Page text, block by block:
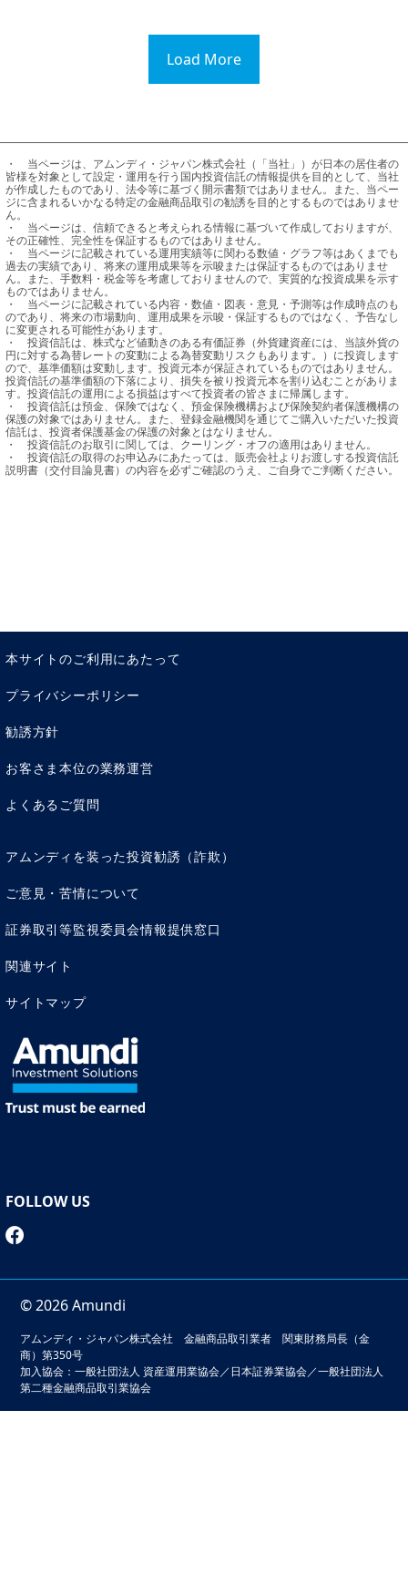
Load More
・	当ページは、アムンディ・ジャパン株式会社（「当社」）が日本の居住者の
皆様を対象として設定・運用を行う国内投資信託の情報提供を目的として、当社
が作成したものであり、法令等に基づく開示書類ではありません。また、当ペー
ジに含まれるいかなる特定の金融商品取引の勧誘を目的とするものではありませ
ん。
・	当ページは、信頼できると考えられる情報に基づいて作成しておりますが、
その正確性、完全性を保証するものではありません。
・	当ページに記載されている運用実績等に関わる数値・グラフ等はあくまでも
過去の実績であり、将来の運用成果等を示唆または保証するものではありませ
ん。また、手数料・税金等を考慮しておりませんので、実質的な投資成果を示す
ものではありません。
・	当ページに記載されている内容・数値・図表・意見・予測等は作成時点のも
のであり、将来の市場動向、運用成果を示唆・保証するものではなく、予告なし
に変更される可能性があります。
・	投資信託は、株式など値動きのある有価証券（外貨建資産には、当該外貨の
円に対する為替レートの変動による為替変動リスクもあります。）に投資します
ので、基準価額は変動します。投資元本が保証されているものではありません。
投資信託の基準価額の下落により、損失を被り投資元本を割り込むことがありま
す。投資信託の運用による損益はすべて投資者の皆さまに帰属します。
・	投資信託は預金、保険ではなく、預金保険機構および保険契約者保護機構の
保護の対象ではありません。また、登録金融機関を通じてご購入いただいた投資
信託は、投資者保護基金の保護の対象とはなりません。
・	投資信託のお取引に関しては、クーリング・オフの適用はありません。
・	投資信託の取得のお申込みにあたっては、販売会社よりお渡しする投資信託
説明書（交付目論見書）の内容を必ずご確認のうえ、ご自身でご判断ください。
本サイトのご利用にあたって
プライバシーポリシー
勧誘方針
お客さま本位の業務運営
よくあるご質問
アムンディを装った投資勧誘（詐欺）
ご意見・苦情について
証券取引等監視委員会情報提供窓口
関連サイト
サイトマップ
FOLLOW US
© 2026 Amundi
アムンディ・ジャパン株式会社 金融商品取引業者 関東財務局長（金
商）第350号
加入協会：一般社団法人 資産運用業協会／日本証券業協会／一般社団法人
第二種金融商品取引業協会